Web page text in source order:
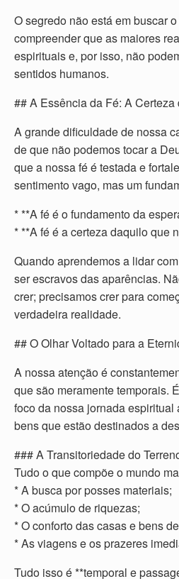
O segredo não está em buscar
compreender que as maiores
espirituais e, por isso, não
sentidos humanos.
## A Essência da Fé: A Certeza
A grande dificuldade de nossa
de que não podemos tocar a
que a nossa fé é testada e
sentimento vago, mas um
* **A fé é o fundamento da
* **A fé é a certeza daquilo que
Quando aprendemos a lidar
ser escravos das aparências.
crer; precisamos crer para
verdadeira realidade.
## O Olhar Voltado para a
A nossa atenção é
que são meramente temporais.
foco da nossa jornada espiritual
bens que estão destinados a
### A Transitoriedade do
Tudo o que compõe o mundo
* A busca por posses materiais;
* O acúmulo de riquezas;
* O conforto das casas e bens
* As viagens e os prazeres
Tudo isso é **temporal e